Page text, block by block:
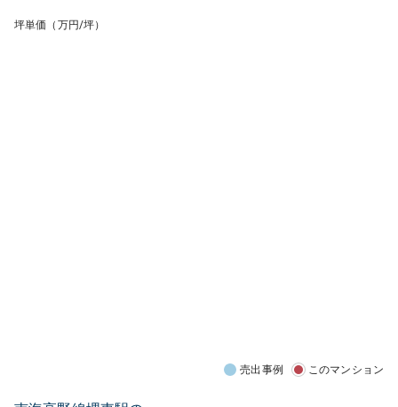
坪単価（万円/坪）
売出事例 このマンション